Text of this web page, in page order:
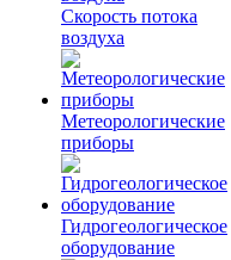
Скорость потока
воздуха
Метеорологические
приборы
Гидрогеологическое
оборудование